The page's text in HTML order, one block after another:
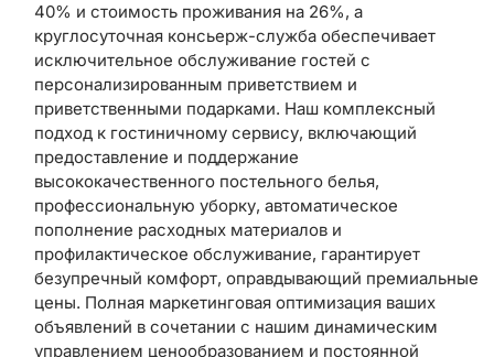
40% и стоимость проживания на 26%, а
круглосуточная консьерж-служба обеспечивает
исключительное обслуживание гостей с
персонализированным приветствием и
приветственными подарками. Наш комплексный
подход к гостиничному сервису, включающий
предоставление и поддержание
высококачественного постельного белья,
профессиональную уборку, автоматическое
пополнение расходных материалов и
профилактическое обслуживание, гарантирует
безупречный комфорт, оправдывающий премиальные
цены. Полная маркетинговая оптимизация ваших
объявлений в сочетании с нашим динамическим
управлением ценообразованием и постоянной